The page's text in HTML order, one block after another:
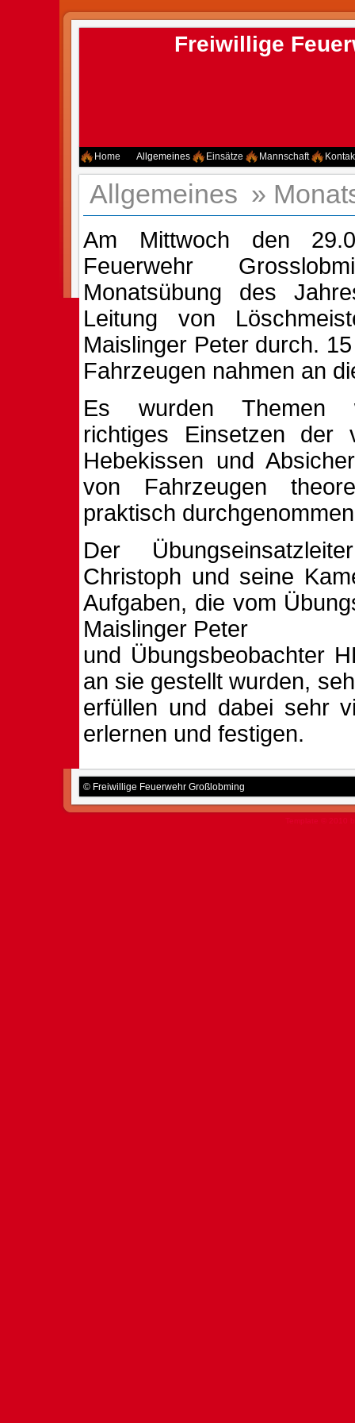
Freiwillige
Home Allgemeines Einsätze Mannschaft
Allgemeines »
Am Mittwoch den
Feuerwehr
Monatsübung des
Leitung von
Maislinger Peter durch.
Fahrzeugen nahmen an
Es wurden Themen
richtiges Einsetzen der
Hebekissen und
von Fahrzeugen
praktisch
Der
Christoph und seine
Aufgaben, die vom
Maislinger Peter
und Übungsbeobachter
an sie gestellt wurden,
erfüllen und dabei sehr
erlernen und festigen.
© Freiwillige Feuerwehr Großlobming